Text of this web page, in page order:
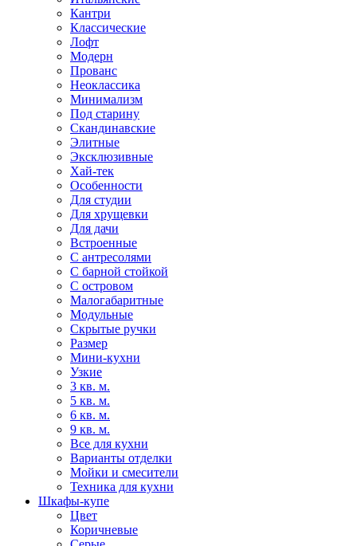
Кантри
Классические
Лофт
Модерн
Прованс
Неоклассика
Минимализм
Под старину
Скандинавские
Элитные
Эксклюзивные
Хай-тек
Особенности
Для студии
Для хрущевки
Для дачи
Встроенные
С антресолями
С барной стойкой
С островом
Малогабаритные
Модульные
Скрытые ручки
Размер
Мини-кухни
Узкие
3 кв. м.
5 кв. м.
6 кв. м.
9 кв. м.
Все для кухни
Варианты отделки
Мойки и смесители
Техника для кухни
Шкафы-купе
Цвет
Коричневые